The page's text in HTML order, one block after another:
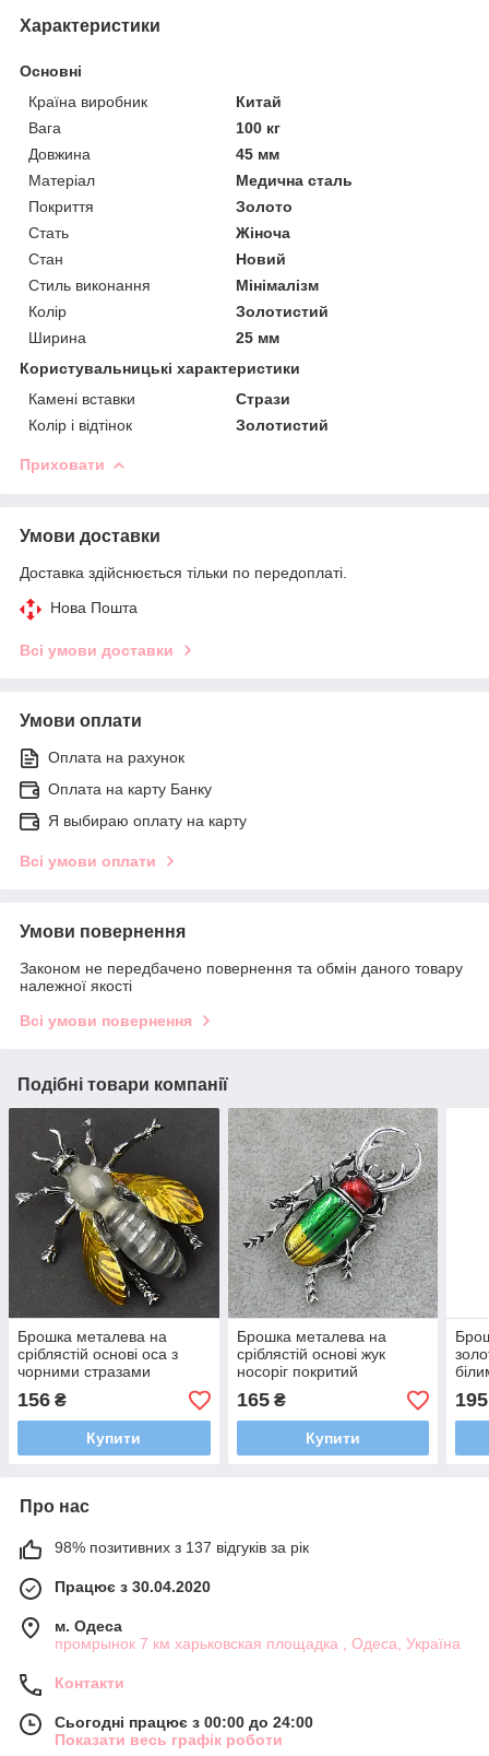
Характеристики
Основні
Країна виробник
Китай
Вага
100 кг
Довжина
45 мм
Матеріал
Медична сталь
Покриття
Золото
Стать
Жіноча
Стан
Новий
Стиль виконання
Мінімалізм
Колір
Золотистий
Ширина
25 мм
Користувальницькі характеристики
Камені вставки
Стрази
Колір і відтінок
Золотистий
Приховати
Умови доставки
Доставка здійснюється тільки по передоплаті.
Нова Пошта
Всі умови доставки
Умови оплати
Оплата на рахунок
Оплата на карту Банку
Я выбираю оплату на карту
Всі умови оплати
Умови повернення
Законом не передбачено повернення та обмін даного товару
належної якості
Всі умови повернення
Подібні товари компанії
Брошка металева на
сріблястій основі оса з
чорними стразами
покрита кольоровою
емаллю розмір 35х35 мм
156 ₴
Купити
Брошка металева на
сріблястій основі жук
носоріг покритий
кольоровою емаллю
розмір виробу 40х20 мм
165₴
Купити
195
Про нас
98% позитивних з 137 відгуків за рік
Працює з 30.04.2020
м. Одеса
промрынок 7 км харьковская площадка , Одеса, Україна
Контакти
Сьогодні працює з 00:00 до 24:00
Показати весь графік роботи